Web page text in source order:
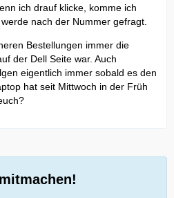
ich drauf klicke, komme ich
nach der Nummer gefragt.
Bestellungen immer die
der Dell Seite war. Auch
eigentlich immer sobald es den
hat seit Mittwoch in der Früh